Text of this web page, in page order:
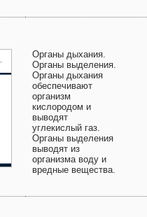
Органы дыхания.
Органы выделения.
Органы дыхания
обеспечивают
организм
кислородом и
выводят
углекислый газ.
Органы выделения
выводят из
организма воду и
вредные вещества.